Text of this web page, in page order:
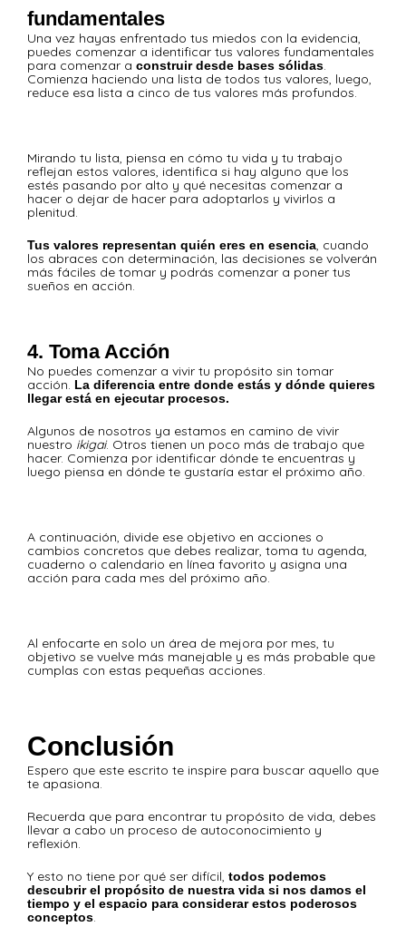
fundamentales
Una vez hayas enfrentado tus miedos con la evidencia,
puedes comenzar a identificar tus valores fundamentales
para comenzar a construir desde bases sólidas.
Comienza haciendo una lista de todos tus valores, luego,
reduce esa lista a cinco de tus valores más profundos.
Mirando tu lista, piensa en cómo tu vida y tu trabajo
reflejan estos valores, identifica si hay alguno que los
estés pasando por alto y qué necesitas comenzar a
hacer o dejar de hacer para adoptarlos y vivirlos a
plenitud.
Tus valores representan quién eres en esencia, cuando
los abraces con determinación, las decisiones se volverán
más fáciles de tomar y podrás comenzar a poner tus
sueños en acción.
4. Toma Acción
No puedes comenzar a vivir tu propósito sin tomar
acción. La diferencia entre donde estás y dónde quieres
llegar está en ejecutar procesos.
Algunos de nosotros ya estamos en camino de vivir
nuestro ikigai. Otros tienen un poco más de trabajo que
hacer. Comienza por identificar dónde te encuentras y
luego piensa en dónde te gustaría estar el próximo año.
A continuación, divide ese objetivo en acciones o
cambios concretos que debes realizar, toma tu agenda,
cuaderno o calendario en línea favorito y asigna una
acción para cada mes del próximo año.
Al enfocarte en solo un área de mejora por mes, tu
objetivo se vuelve más manejable y es más probable que
cumplas con estas pequeñas acciones.
Conclusión
Espero que este escrito te inspire para buscar aquello que
te apasiona.
Recuerda que para encontrar tu propósito de vida, debes
llevar a cabo un proceso de autoconocimiento y
reflexión.
Y esto no tiene por qué ser difícil, todos podemos
descubrir el propósito de nuestra vida si nos damos el
tiempo y el espacio para considerar estos poderosos
conceptos.